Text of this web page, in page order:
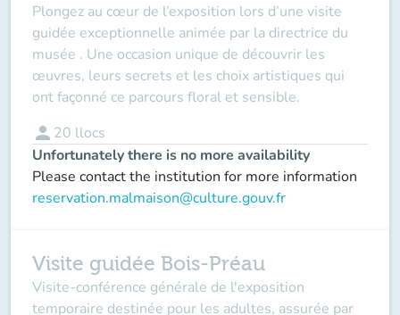
Plongez au cœur de l’exposition lors d’une visite
guidée exceptionnelle animée par la directrice du
musée . Une occasion unique de découvrir les
œuvres, leurs secrets et les choix artistiques qui
ont façonné ce parcours floral et sensible.
person 20 llocs
Unfortunately there is no more availability
Please contact the institution for more information
reservation.malmaison@culture.gouv.fr
Visite guidée Bois-Préau
Visite-conférence générale de l'exposition
temporaire destinée pour les adultes, assurée par